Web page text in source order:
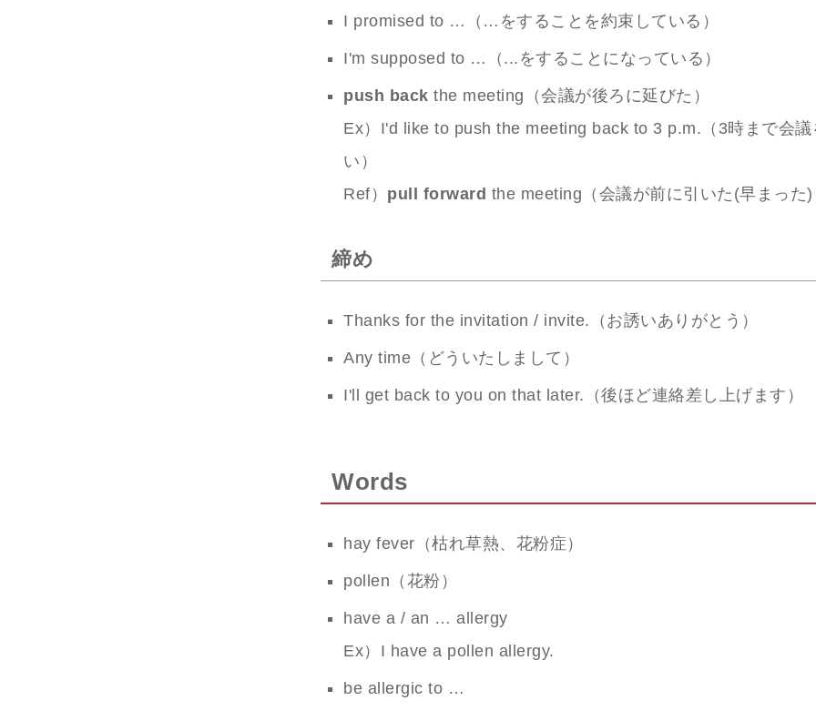
I promised to …（…をすることを約束している）
I'm supposed to …（...をすることになっている）
push back the meeting（会議が後ろに延びた）
Ex）I'd like to push the meeting back to 3 p.m.（3時まで会議
い）
Ref） pull forward the meeting（会議が前に引いた(早まった)
締め
Thanks for the invitation / invite.（お誘いありがとう）
Any time（どういたしまして）
I'll get back to you on that later.（後ほど連絡差し上げます）
Words
hay fever（枯れ草熱、花粉症）
pollen（花粉）
have a / an … allergy
Ex）I have a pollen allergy.
be allergic to …